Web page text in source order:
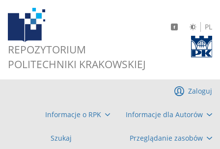
REPOZYTORIUM
POLITECHNIKI KRAKOWSKIEJ
PL
Informacje o RPK Informacje dla Autorów
Szukaj Przeglądanie zasobów
Zaloguj